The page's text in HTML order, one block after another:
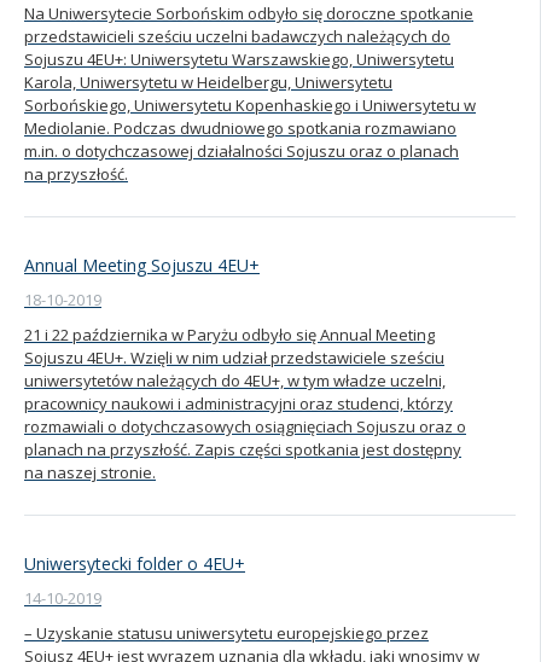
Na Uniwersytecie Sorbońskim odbyło się doroczne spotkanie
przedstawicieli sześciu uczelni badawczych należących do
Sojuszu 4EU+: Uniwersytetu Warszawskiego, Uniwersytetu
Karola, Uniwersytetu w Heidelbergu, Uniwersytetu
Sorbońskiego, Uniwersytetu Kopenhaskiego i Uniwersytetu w
Mediolanie. Podczas dwudniowego spotkania rozmawiano
m.in. o dotychczasowej działalności Sojuszu oraz o planach
na przyszłość.
Annual Meeting Sojuszu 4EU+
18-10-2019
21 i 22 października w Paryżu odbyło się Annual Meeting
Sojuszu 4EU+. Wzięli w nim udział przedstawiciele sześciu
uniwersytetów należących do 4EU+, w tym władze uczelni,
pracownicy naukowi i administracyjni oraz studenci, którzy
rozmawiali o dotychczasowych osiągnięciach Sojuszu oraz o
planach na przyszłość. Zapis części spotkania jest dostępny
na naszej stronie.
Uniwersytecki folder o 4EU+
14-10-2019
– Uzyskanie statusu uniwersytetu europejskiego przez
Sojusz 4EU+ jest wyrazem uznania dla wkładu, jaki wnosimy w